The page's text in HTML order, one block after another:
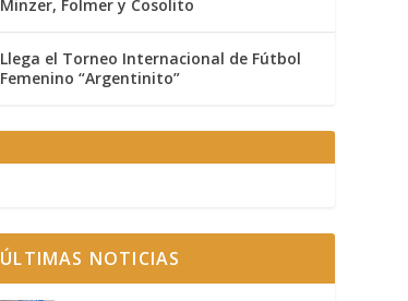
Minzer, Folmer y Cosolito
Llega el Torneo Internacional de Fútbol
Femenino “Argentinito”
ÚLTIMAS NOTICIAS